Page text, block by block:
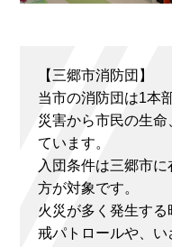
【三郷市消防団】
当市の消防団は1本
災害から市民の生
ています。
入団条件は三郷市
方が対象です。
火災が多く発生す
戒パトロールや、